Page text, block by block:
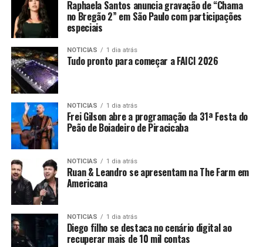
Raphaela Santos anuncia gravação de “Chama
no Bregão 2” em São Paulo com participações
especiais
NOTICIAS 1 dia atrás
Tudo pronto para começar a FAICI 2026
NOTICIAS 1 dia atrás
Frei Gilson abre a programação da 31ª Festa do
Peão de Boiadeiro de Piracicaba
NOTICIAS 1 dia atrás
Ruan & Leandro se apresentam na The Farm em
Americana
NOTICIAS 1 dia atrás
Diego filho se destaca no cenário digital ao
recuperar mais de 10 mil contas